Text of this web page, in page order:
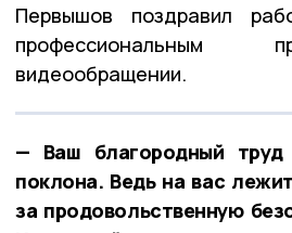
Первышов поздравил
профессиональным
видеообращении.
— Ваш благородный труд
поклона. Ведь на вас
за продовольственную